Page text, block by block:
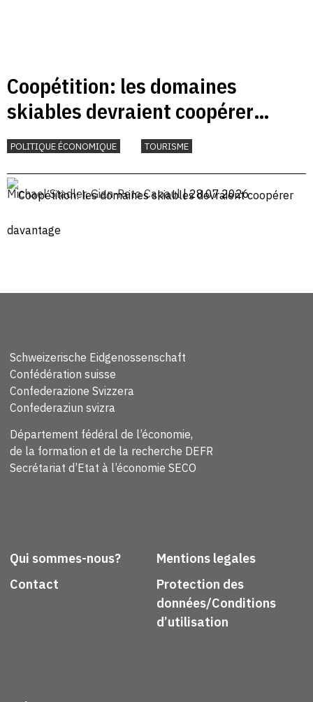
Coopétition: les domaines
skiables devraient coopérer
davantage
POLITIQUE ÉCONOMIQUE TOURISME
Michael Stadler,Gian-Reto Capaul| 28.07.2026
Schweizerische Eidgenossenschaft
Confédération suisse
Confederazione Svizzera
Confederaziun svizra
Département fédéral de l’économie,
de la formation et de la recherche DEFR
Secrétariat d’Etat à l’économie SECO
Qui sommes-nous?
Contact
Mentions legales
Protection des
données/Conditions
d’utilisation